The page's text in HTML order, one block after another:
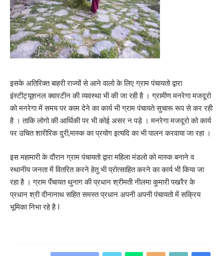
इसके अतिरिक्त बाहरी राज्यों से आने वालो के लिए ग्राम पंचायतो द्वारा
इंस्टीट्यूशनल क्वारटीन की व्यवस्था भी की जा रही है । ग्रामीण मनरेगा मजदूरो
को मनरेगा में समय पर काम देने का कार्य भी ग्राम पंचायते सुचारू रूप से कर रही
है । ताकि लोगो की आर्थिकी पर भी कोई असर न पड़े । मनरेगा मजदूरो को कार्य
पर उचित शारीरिक दुरी,मास्क का प्रयोग इत्यदि का भी पालन करवाया जा रहा ।
इस महामारी के दौरान ग्राम पंचायतो द्वारा महिला मंडलो को मास्क बनाने व
स्थानीय जनता में वितरित करने हेतु भी प्रोत्साहित करने का कार्य भी किया जा
रहा है । ग्राम पँचायत थुनाग की प्रधान श्रीमती नीलमा कुमारी पखरैर के
प्रधान श्री दीनानाथ सहित समस्त प्रधान अपनी अपनी पंचायतो में सक्रिय
भूमिका निभा रहे है I